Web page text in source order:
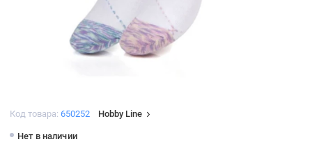
Код товара: 650252 Hobby Line
Нет в наличии